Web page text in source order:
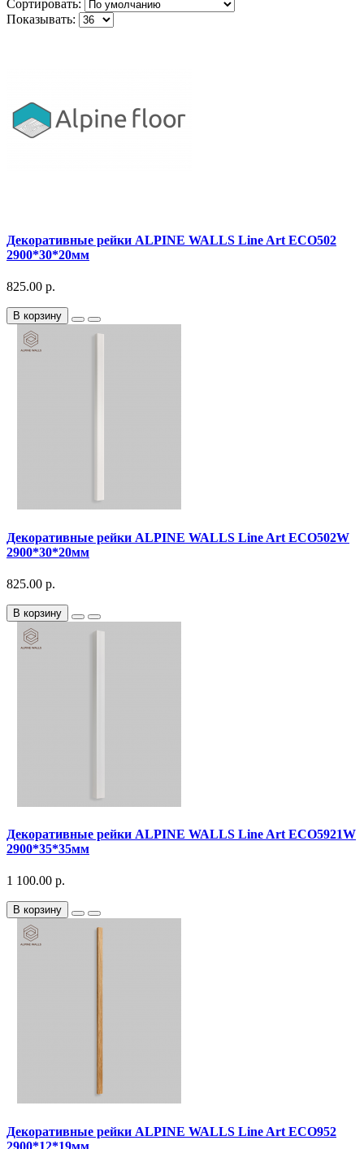
Сортировать:
Показывать:
Декоративныe рейки ALPINE WALLS Line Art ECO502
2900*30*20мм
825.00 р.
В корзину
Декоративныe рейки ALPINE WALLS Line Art ECO502W
2900*30*20мм
825.00 р.
В корзину
Декоративныe рейки ALPINE WALLS Line Art ECO5921W
2900*35*35мм
1 100.00 р.
В корзину
Декоративныe рейки ALPINE WALLS Line Art ECO952
2900*12*19мм